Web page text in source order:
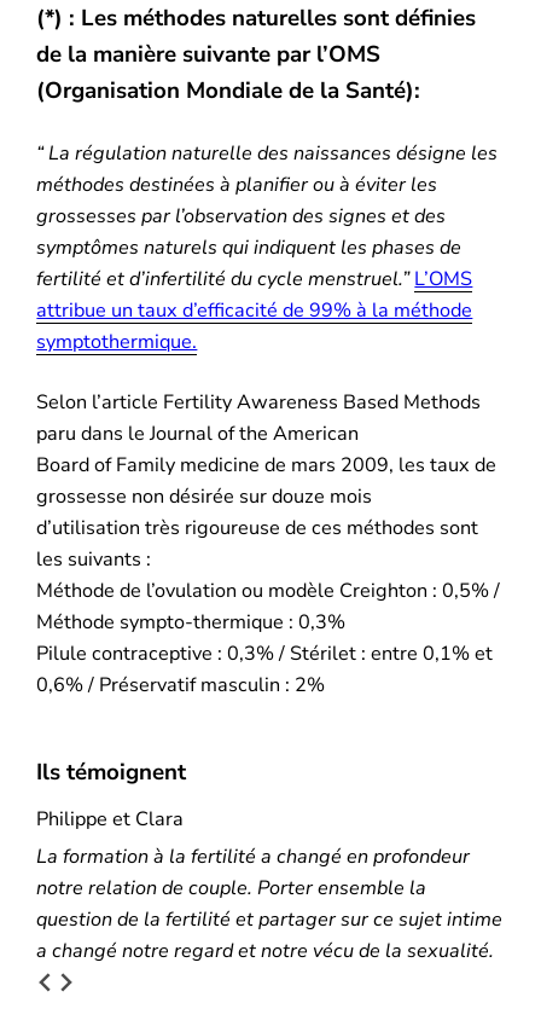
(*) : Les méthodes naturelles sont définies
de la manière suivante par l’OMS
(Organisation Mondiale de la Santé):
“ La régulation naturelle des naissances désigne les
méthodes destinées à planifier ou à éviter les
grossesses par l’observation des signes et des
symptômes naturels qui indiquent les phases de
fertilité et d’infertilité du cycle menstruel.” L’OMS
attribue un taux d’efficacité de 99% à la méthode
symptothermique.
Selon l’article Fertility Awareness Based Methods
paru dans le Journal of the American
Board of Family medicine de mars 2009, les taux de
grossesse non désirée sur douze mois
d’utilisation très rigoureuse de ces méthodes sont
les suivants :
Méthode de l’ovulation ou modèle Creighton : 0,5% /
Méthode sympto-thermique : 0,3%
Pilule contraceptive : 0,3% / Stérilet : entre 0,1% et
0,6% / Préservatif masculin : 2%
Ils témoignent
Philippe et Clara
La formation à la fertilité a changé en profondeur
notre relation de couple. Porter ensemble la
question de la fertilité et partager sur ce sujet intime
a changé notre regard et notre vécu de la sexualité.